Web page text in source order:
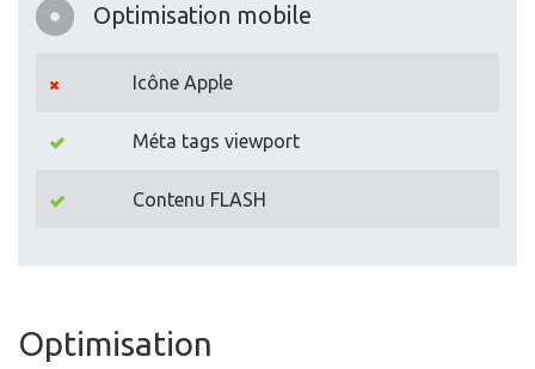
Optimisation mobile
Icône Apple
Méta tags viewport
Contenu FLASH
Optimisation